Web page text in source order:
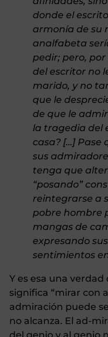
donde el
armonía de su
analfabeta
pedir; pero,
del escritor no
marido, y no
que le
de que le
la tragedia del
casa? […] Pase
sus
tenga que
“posando”
reintegrarse a
pobre hombre
mangas de
expresando
sentimientos
Y es esa una
significa “mirar con
admiración puede
no alcanza. El ad-
del genio y al genio